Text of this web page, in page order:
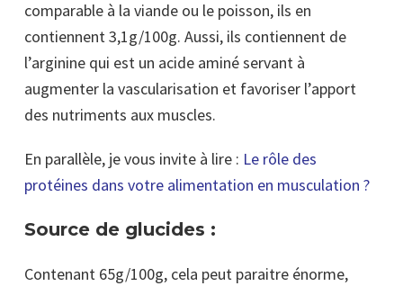
comparable à la viande ou le poisson, ils en
contiennent 3,1g/100g. Aussi, ils contiennent de
l’arginine qui est un acide aminé servant à
augmenter la vascularisation et favoriser l’apport
des nutriments aux muscles.
En parallèle, je vous invite à lire : Le rôle des
protéines dans votre alimentation en musculation ?
Source de glucides :
Contenant 65g/100g, cela peut paraitre énorme,